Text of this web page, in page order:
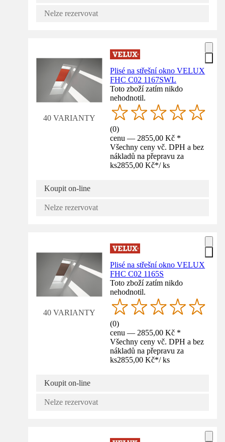
Nelze rezervovat
40 VARIANTY
Plisé na střešní okno VELUX
FHC C02 1167SWL
Toto zboží zatím nikdo
nehodnotil.
(0)
cenu — 2855,00 Kč *
Všechny ceny vč. DPH a bez
nákladů na přepravu za
ks2855,00 Kč*/ ks
Koupit on-line
Nelze rezervovat
40 VARIANTY
Plisé na střešní okno VELUX
FHC C02 1165S
Toto zboží zatím nikdo
nehodnotil.
(0)
cenu — 2855,00 Kč *
Všechny ceny vč. DPH a bez
nákladů na přepravu za
ks2855,00 Kč*/ ks
Koupit on-line
Nelze rezervovat